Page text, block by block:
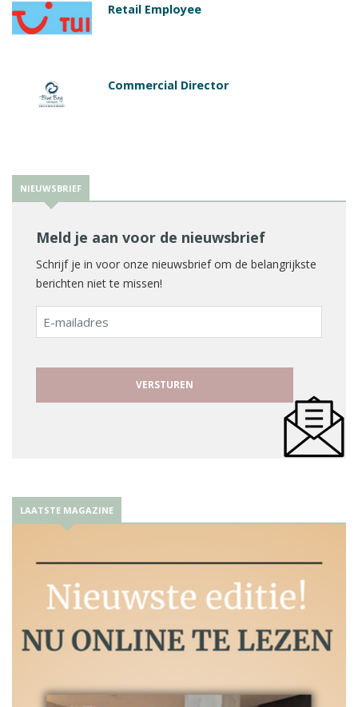
Retail Employee
Commercial Director
NIEUWSBRIEF
Meld je aan voor de nieuwsbrief
Schrijf je in voor onze nieuwsbrief om de belangrijkste
berichten niet te missen!
E-
mailadres
LAATSTE MAGAZINE